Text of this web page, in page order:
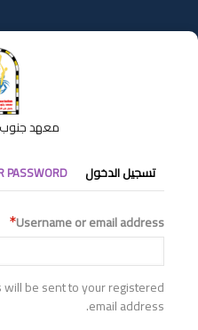
إلى
المحتوى
معهد جنوب
التبويبات
الأساسية
تسجيل الدخول PASSWORD
Username or email address
be sent to your registered
email address.